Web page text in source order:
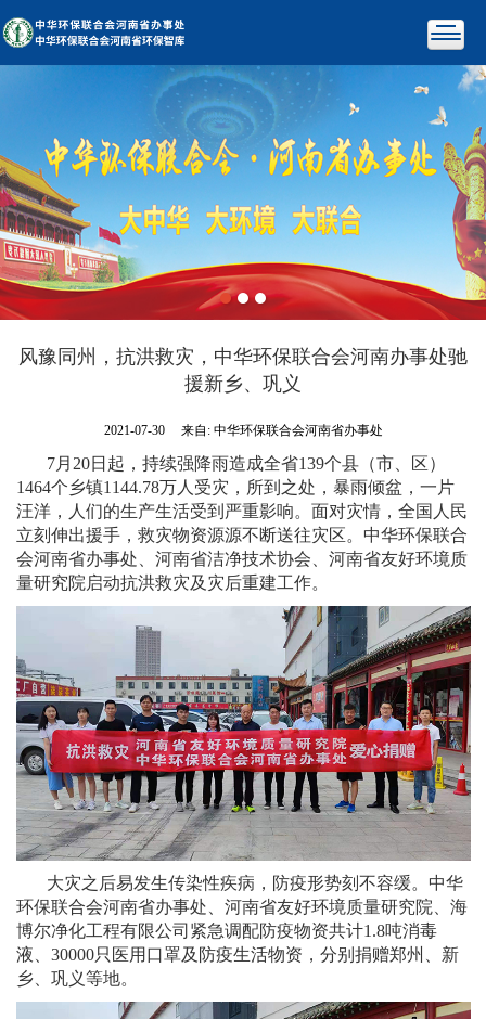
风豫同州，抗洪救灾，中华环保联合会河南办事处驰
援新乡、巩义
2021-07-30 来自: 中华环保联合会河南省办事处
7月20日起，持续强降雨造成全省139个县（市、区）
1464个乡镇1144.78万人受灾，所到之处，暴雨倾盆，一片
汪洋，人们的生产生活受到严重影响。面对灾情，全国人民
立刻伸出援手，救灾物资源源不断送往灾区。中华环保联合
会河南省办事处、河南省洁净技术协会、河南省友好环境质
量研究院启动抗洪救灾及灾后重建工作。
大灾之后易发生传染性疾病，防疫形势刻不容缓。中华
环保联合会河南省办事处、河南省友好环境质量研究院、海
博尔净化工程有限公司紧急调配防疫物资共计1.8吨消毒
液、30000只医用口罩及防疫生活物资，分别捐赠郑州、新
乡、巩义等地。